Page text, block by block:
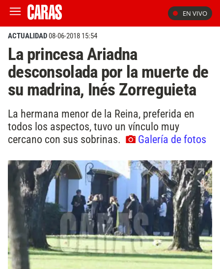
EN VIVO
ACTUALIDAD08-06-2018 15:54
La princesa Ariadna
desconsolada por la muerte de
su madrina, Inés Zorreguieta
La hermana menor de la Reina, preferida en
todos los aspectos, tuvo un vínculo muy
cercano con sus sobrinas.
Galería de fotos